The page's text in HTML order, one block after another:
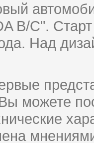
B/C".
Над
можете